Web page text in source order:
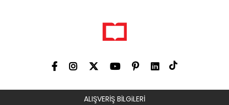
ALIŞVERİŞ BİLGiLERİ